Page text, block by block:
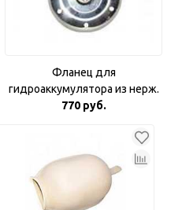
Фланец для
гидроаккумулятора из нерж.
стали 1"
770 руб.